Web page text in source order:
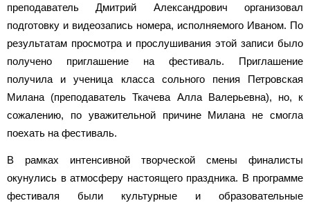
преподаватель Дмитрий Александрович организовал
подготовку и видеозапись номера, исполняемого Иваном. По
результатам просмотра и прослушивания этой записи было
получено приглашение на фестиваль. Приглашение
получила и ученица класса сольного пения Петровская
Милана (преподаватель Ткачева Алла Валерьевна), но, к
сожалению, по уважительной причине Милана не смогла
поехать на фестиваль.
В рамках интенсивной творческой смены финалисты
окунулись в атмосферу настоящего праздника. В программе
фестиваля были культурные и образовательные